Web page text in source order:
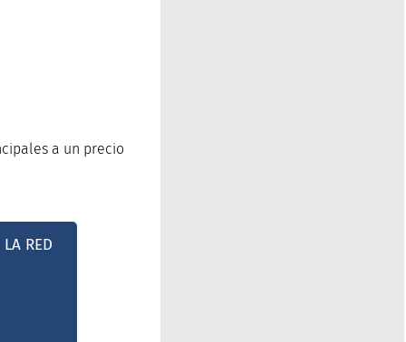
a un precio
LA RED